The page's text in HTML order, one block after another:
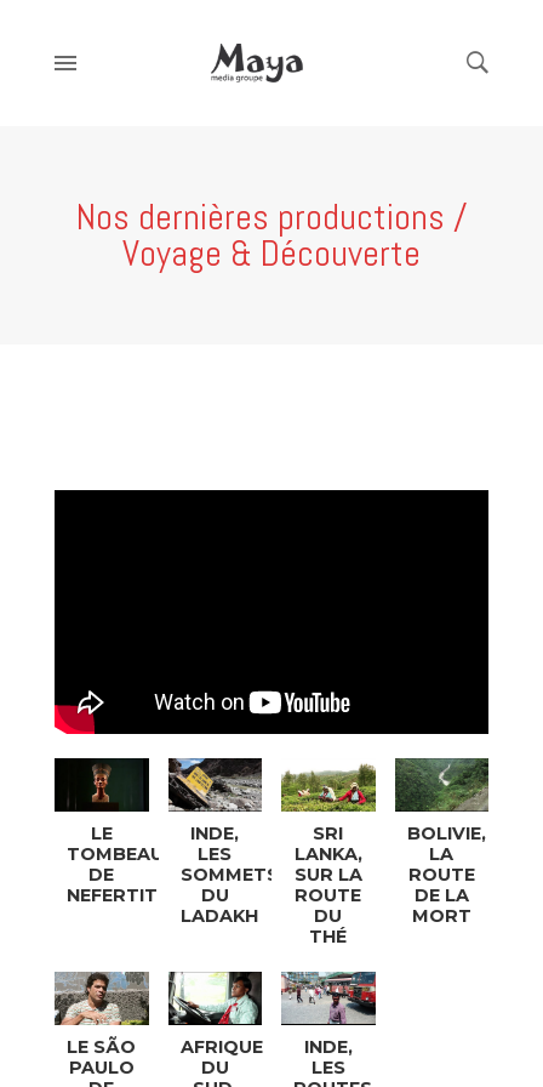
Nos dernières productions /
Voyage & Découverte
LE
TOMBEAU
DE
NEFERTITI
INDE,
LES
SOMMETS
DU
LADAKH
SRI
LANKA,
SUR LA
ROUTE
DU
THÉ
BOLIVIE,
LA
ROUTE
DE LA
MORT
LE SÃO
PAULO
AFRIQUE
DU
INDE,
LES